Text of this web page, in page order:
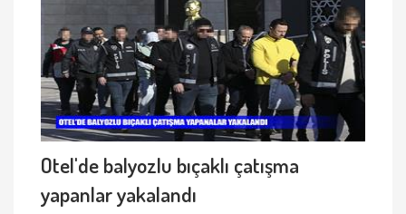
Otel'de balyozlu bıçaklı çatışma
yapanlar yakalandı